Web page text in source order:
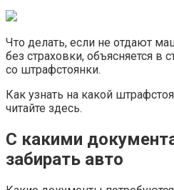
Что делать, если не отдают
без страховки, объясняется в
со штрафстоянки.
Как узнать на какой
читайте здесь.
С какими
забирать авто